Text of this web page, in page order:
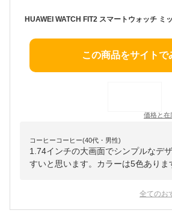
この商品をサイトで
価格と在
コーヒーコーヒー(40代・男性)
1.74インチの大画面でシンプルなデ
すいと思います。カラーは5色ありま
全てのお